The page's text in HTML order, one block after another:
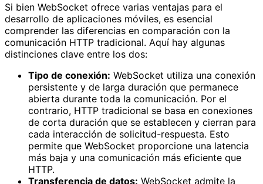
Si bien WebSocket ofrece varias ventajas para el
desarrollo de aplicaciones móviles, es esencial
comprender las diferencias en comparación con la
comunicación HTTP tradicional. Aquí hay algunas
distinciones clave entre los dos:
Tipo de conexión: WebSocket utiliza una conexión
persistente y de larga duración que permanece
abierta durante toda la comunicación. Por el
contrario, HTTP tradicional se basa en conexiones
de corta duración que se establecen y cierran para
cada interacción de solicitud-respuesta. Esto
permite que WebSocket proporcione una latencia
más baja y una comunicación más eficiente que
HTTP.
Transferencia de datos: WebSocket admite la